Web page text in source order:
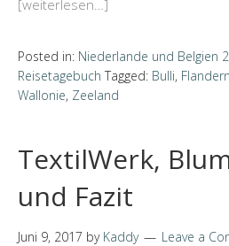
[weiterlesen…]
Posted in: Niederlande und Belgien
Reisetagebuch Tagged: Bulli, Flandern
Wallonie, Zeeland
TextilWerk,
und Fazit
Juni 9, 2017 by Kaddy Leave a